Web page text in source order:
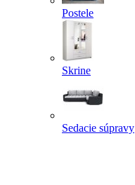
Postele
Skrine
Sedacie súpravy